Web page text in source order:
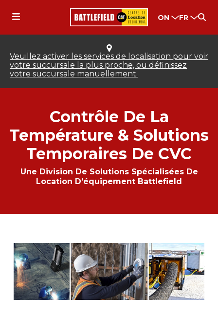
ON FR
Veuillez activer les services de localisation pour voir
votre succursale la plus proche, ou définissez
votre succursale manuellement.
Contrôle De La
Température & Solutions
Temporaires De CVC
Une Division De Solutions Spécialisées De
Location D’équipement Battlefield